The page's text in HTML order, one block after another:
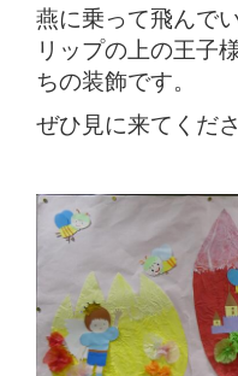
燕に乗って飛んで
リップの上の王子
ちの装飾です。
ぜひ見に来てくだ